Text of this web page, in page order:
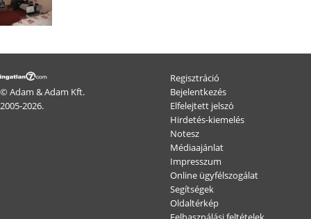
© Adam & Adam Kft.
2005-2026.
Regisztráció
Bejelentkezés
Elfelejtett jelszó
Hirdetés-kiemelés
Notesz
Médiaajánlat
Impresszum
Online ügyfélszogálat
Segítségek
Oldaltérkép